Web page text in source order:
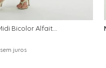
Vestido Maxi Midi Bicolor Alfaitaria Navy - Marinho
sem juros